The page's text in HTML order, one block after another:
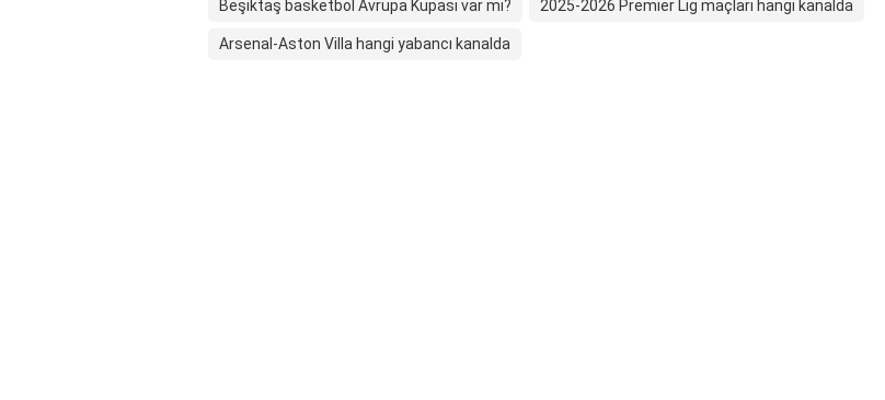
Beşiktaş basketbol Avrupa Kupası var mı? 2025-2026 Premier Lig maçları hangi kanalda
Arsenal-Aston Villa hangi yabancı kanalda